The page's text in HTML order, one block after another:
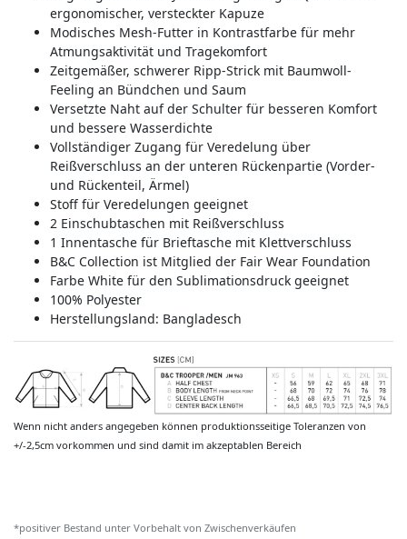
ergonomischer, versteckter Kapuze
Modisches Mesh-Futter in Kontrastfarbe für mehr
Atmungsaktivität und Tragekomfort
Zeitgemäßer, schwerer Ripp-Strick mit Baumwoll-
Feeling an Bündchen und Saum
Versetzte Naht auf der Schulter für besseren Komfort
und bessere Wasserdichte
Vollständiger Zugang für Veredelung über
Reißverschluss an der unteren Rückenpartie (Vorder-
und Rückenteil, Ärmel)
Stoff für Veredelungen geeignet
2 Einschubtaschen mit Reißverschluss
1 Innentasche für Brieftasche mit Klettverschluss
B&C Collection ist Mitglied der Fair Wear Foundation
Farbe White für den Sublimationsdruck geeignet
100% Polyester
Herstellungsland: Bangladesch
Wenn nicht anders angegeben können produktionsseitige Toleranzen von
+/-2,5cm vorkommen und sind damit im akzeptablen Bereich
*positiver Bestand unter Vorbehalt von Zwischenverkäufen